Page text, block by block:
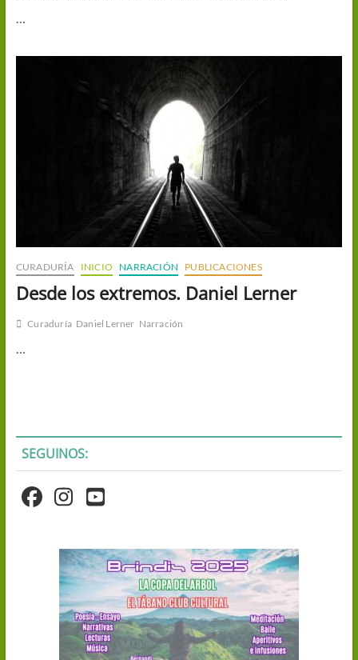
…
CURADURÍA INICIO NARRACIÓN PUBLICACIONES
Desde los extremos. Daniel Lerner
Curaduría Daniel Lerner Narración
…
SEGUINOS: